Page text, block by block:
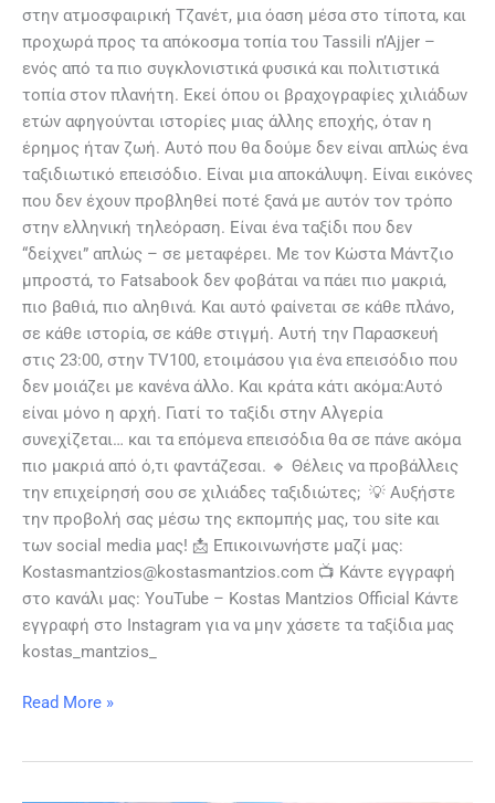
στην ατμοσφαιρική Τζανέτ, μια όαση μέσα στο τίποτα, και
προχωρά προς τα απόκοσμα τοπία του Tassili n’Ajjer –
ενός από τα πιο συγκλονιστικά φυσικά και πολιτιστικά
τοπία στον πλανήτη. Εκεί όπου οι βραχογραφίες χιλιάδων
ετών αφηγούνται ιστορίες μιας άλλης εποχής, όταν η
έρημος ήταν ζωή. Αυτό που θα δούμε δεν είναι απλώς ένα
ταξιδιωτικό επεισόδιο. Είναι μια αποκάλυψη. Είναι εικόνες
που δεν έχουν προβληθεί ποτέ ξανά με αυτόν τον τρόπο
στην ελληνική τηλεόραση. Είναι ένα ταξίδι που δεν
“δείχνει” απλώς – σε μεταφέρει. Με τον Κώστα Μάντζιο
μπροστά, το Fatsabook δεν φοβάται να πάει πιο μακριά,
πιο βαθιά, πιο αληθινά. Και αυτό φαίνεται σε κάθε πλάνο,
σε κάθε ιστορία, σε κάθε στιγμή. Αυτή την Παρασκευή
στις 23:00, στην TV100, ετοιμάσου για ένα επεισόδιο που
δεν μοιάζει με κανένα άλλο. Και κράτα κάτι ακόμα:Αυτό
είναι μόνο η αρχή. Γιατί το ταξίδι στην Αλγερία
συνεχίζεται… και τα επόμενα επεισόδια θα σε πάνε ακόμα
πιο μακριά από ό,τι φαντάζεσαι. 🔹 Θέλεις να προβάλλεις
την επιχείρησή σου σε χιλιάδες ταξιδιώτες; 💡 Αυξήστε
την προβολή σας μέσω της εκπομπής μας, του site και
των social media μας! 📩 Επικοινωνήστε μαζί μας:
Kostasmantzios@kostasmantzios.com 📺 Κάντε εγγραφή
στο κανάλι μας: YouTube – Kostas Mantzios Official Κάντε
εγγραφή στο Instagram για να μην χάσετε τα ταξίδια μας
kostas_mantzios_
Read More »